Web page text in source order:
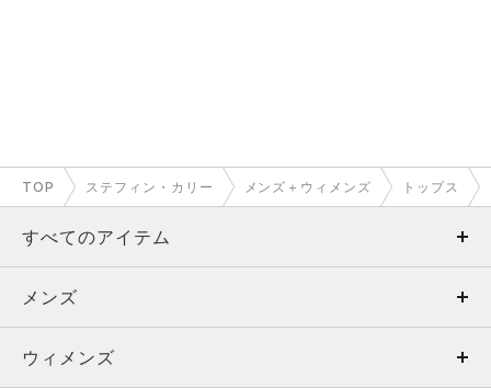
TOP ステフィン・カリー メンズ＋ウィメンズ トップス
すべてのアイテム
メンズ
ウィメンズ
メンズ
トップス
ウィメンズ